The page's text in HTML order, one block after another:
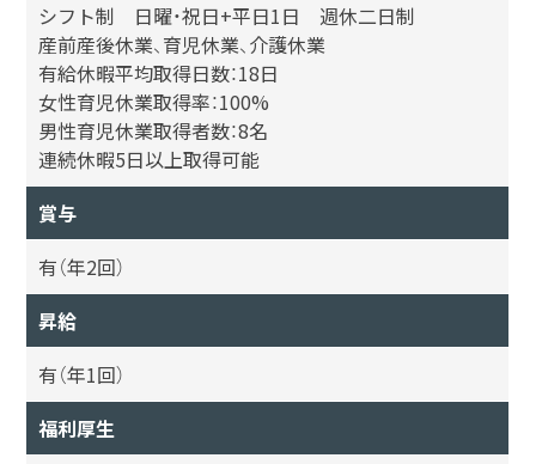
シフト制 日曜・祝日+平日1日 週休二日制
産前産後休業、育児休業、介護休業
有給休暇平均取得日数：18日
女性育児休業取得率：100%
男性育児休業取得者数：8名
連続休暇5日以上取得可能
賞与
有（年2回）
昇給
有（年1回）
福利厚生